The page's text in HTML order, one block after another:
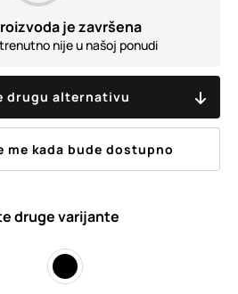
je završena
nije u našoj ponudi
drugu alternativu
me kada bude dostupno
druge varijante